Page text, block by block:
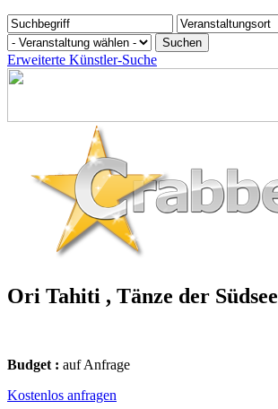
Erweiterte Künstler-Suche
Ori Tahiti , Tänze der Südsee
Budget : auf Anfrage
Kostenlos anfragen